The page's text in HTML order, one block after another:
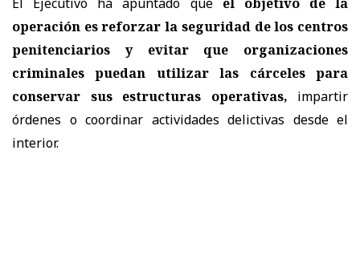
operación es reforzar la seguridad de los centros
penitenciarios y evitar que organizaciones
criminales puedan utilizar las cárceles
para
conservar sus estructuras operativas, impartir
órdenes o coordinar actividades delictivas desde el
interior.